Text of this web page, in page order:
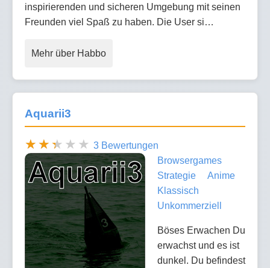
inspirierenden und sicheren Umgebung mit seinen
Freunden viel Spaß zu haben. Die User si…
Mehr über Habbo
Aquarii3
3 Bewertungen
Browsergames
Strategie
Anime
Klassisch
Unkommerziell
Böses Erwachen Du
erwachst und es ist
dunkel. Du befindest